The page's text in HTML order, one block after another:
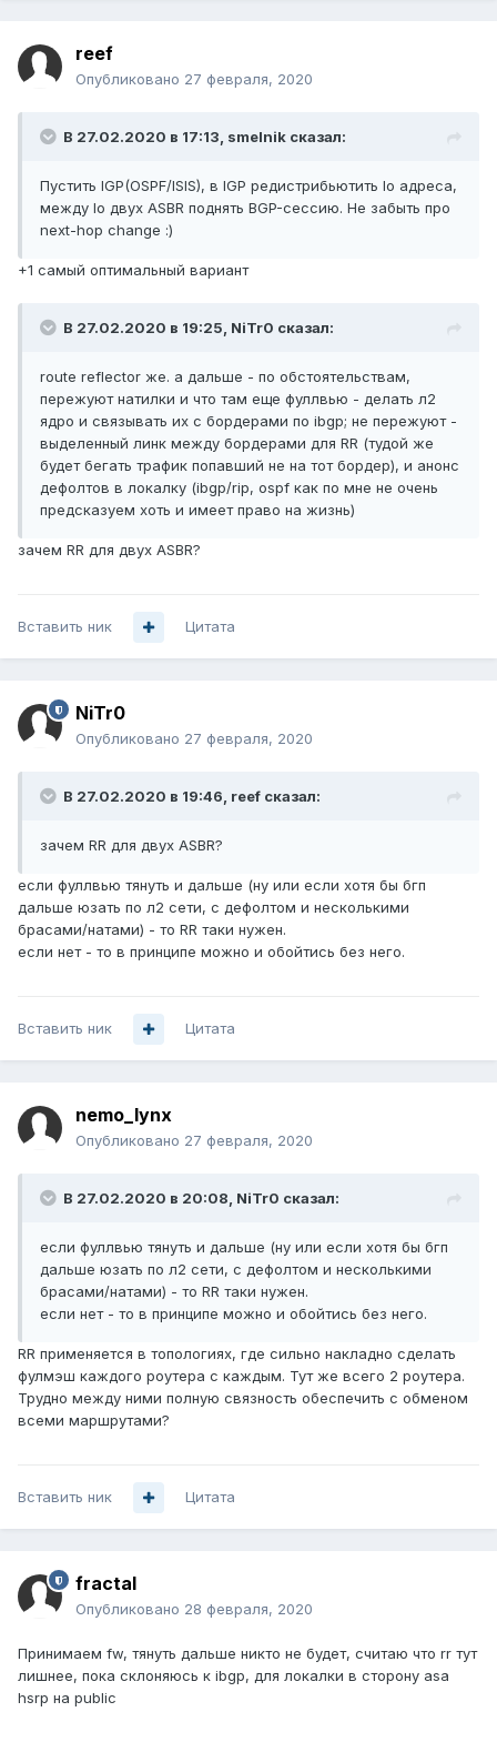
reef
Опубликовано 27 февраля, 2020
В 27.02.2020 в 17:13, smelnik сказал:
Пустить IGP(OSPF/ISIS), в IGP редистрибьютить lo адреса,
между lo двух ASBR поднять BGP-сессию. Не забыть про
next-hop change :)
+1 самый оптимальный вариант
В 27.02.2020 в 19:25, NiTr0 сказал:
route reflector же. а дальше - по обстоятельствам,
пережуют натилки и что там еще фуллвью - делать л2
ядро и связывать их с бордерами по ibgp; не пережуют -
выделенный линк между бордерами для RR (тудой же
будет бегать трафик попавший не на тот бордер), и анонс
дефолтов в локалку (ibgp/rip, ospf как по мне не очень
предсказуем хоть и имеет право на жизнь)
зачем RR для двух ASBR?
Вставить ник Цитата
NiTr0
Опубликовано 27 февраля, 2020
В 27.02.2020 в 19:46, reef сказал:
зачем RR для двух ASBR?
если фуллвью тянуть и дальше (ну или если хотя бы бгп
дальше юзать по л2 сети, с дефолтом и несколькими
брасами/натами) - то RR таки нужен.
если нет - то в принципе можно и обойтись без него.
Вставить ник Цитата
nemo_lynx
Опубликовано 27 февраля, 2020
В 27.02.2020 в 20:08, NiTr0 сказал:
если фуллвью тянуть и дальше (ну или если хотя бы бгп
дальше юзать по л2 сети, с дефолтом и несколькими
брасами/натами) - то RR таки нужен.
если нет - то в принципе можно и обойтись без него.
RR применяется в топологиях, где сильно накладно сделать
фулмэш каждого роутера с каждым. Тут же всего 2 роутера.
Трудно между ними полную связность обеспечить с обменом
всеми маршрутами?
Вставить ник Цитата
fractal
Опубликовано 28 февраля, 2020
Принимаем fw, тянуть дальше никто не будет, считаю что rr тут
лишнее, пока склоняюсь к ibgp, для локалки в сторону asa
hsrp на public